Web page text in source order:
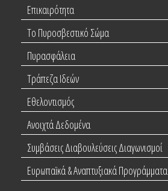
Επικαιρότητα
Το Πυροσβεστικό Σώμα
Πυρασφάλεια
Τράπεζα Ιδεών
Εθελοντισμός
Ανοιχτά Δεδομένα
Συμβάσεις Διαβουλεύσεις Διαγωνισμοί
Ευρωπαϊκά & Αναπτυξιακά Προγράμματα